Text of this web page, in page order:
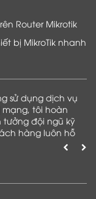
Router Mikrotik
bị MikroTik nhanh
sử dụng dịch vụ
mạng, tôi hoàn
đội ngũ kỹ
hàng luôn hỗ